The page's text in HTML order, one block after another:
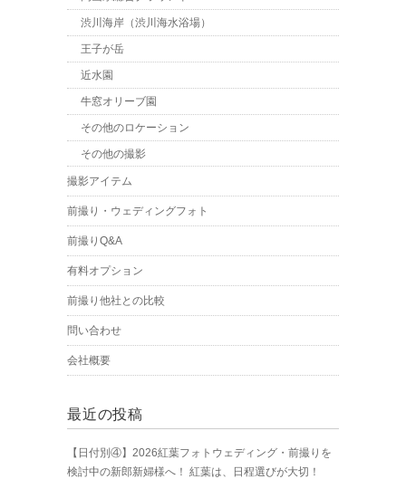
渋川海岸（渋川海水浴場）
王子が岳
近水園
牛窓オリーブ園
その他のロケーション
その他の撮影
撮影アイテム
前撮り・ウェディングフォト
前撮りQ&A
有料オプション
前撮り他社との比較
問い合わせ
会社概要
最近の投稿
【日付別④】2026紅葉フォトウェディング・前撮りを
検討中の新郎新婦様へ！ 紅葉は、日程選びが大切！